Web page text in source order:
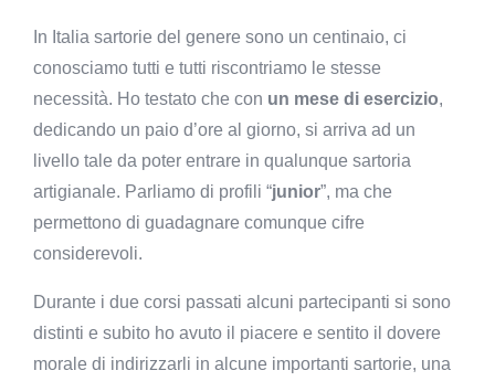
In Italia sartorie del genere sono un centinaio, ci
conosciamo tutti e tutti riscontriamo le stesse
necessità. Ho testato che con un mese di esercizio,
dedicando un paio d’ore al giorno, si arriva ad un
livello tale da poter entrare in qualunque sartoria
artigianale. Parliamo di profili “junior”, ma che
permettono di guadagnare comunque cifre
considerevoli.
Durante i due corsi passati alcuni partecipanti si sono
distinti e subito ho avuto il piacere e sentito il dovere
morale di indirizzarli in alcune importanti sartorie, una